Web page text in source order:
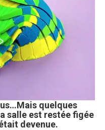
quelques
salle est restée figée
devenue.